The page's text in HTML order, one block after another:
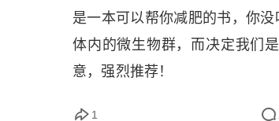
是一本可以帮你减肥的书，你
体内的微生物群，而决定我们
意，强烈推荐！
1